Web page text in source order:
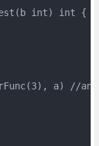
int) int {
a) //